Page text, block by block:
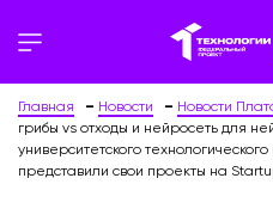
Главная Новости Новости
грибы vs отходы и нейросеть для
университетского
представили свои проекты на